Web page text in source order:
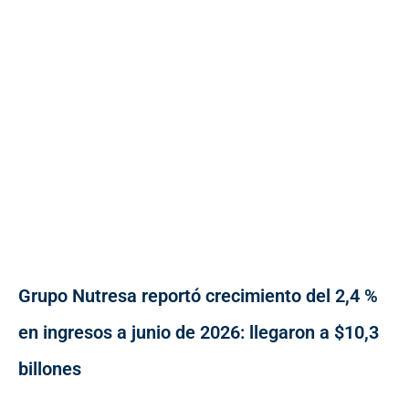
Grupo Nutresa reportó crecimiento del 2,4 %
en ingresos a junio de 2026: llegaron a $10,3
billones